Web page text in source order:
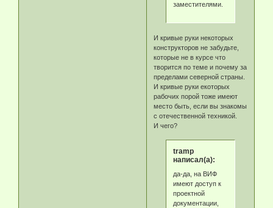
заместителями.
И кривые руки некоторых
конструкторов не забудьте,
которые не в курсе что
творится по теме и почему за
пределами северной страны.
И кривые руки екоторых
рабочих порой тоже имеют
место быть, если вы знакомы
с отечественной техникой.
И чего?
tramp
написал(а):
да-да, на ВИФ
имеют доступ к
проектной
документации,